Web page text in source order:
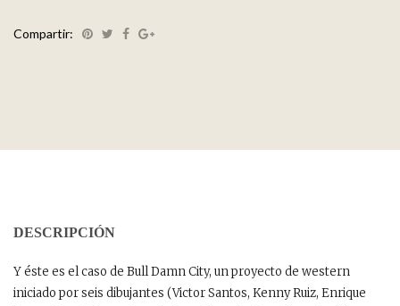
Compartir:
DESCRIPCIÓN
Y éste es el caso de Bull Damn City, un proyecto de western
iniciado por seis dibujantes (Victor Santos, Kenny Ruiz, Enrique